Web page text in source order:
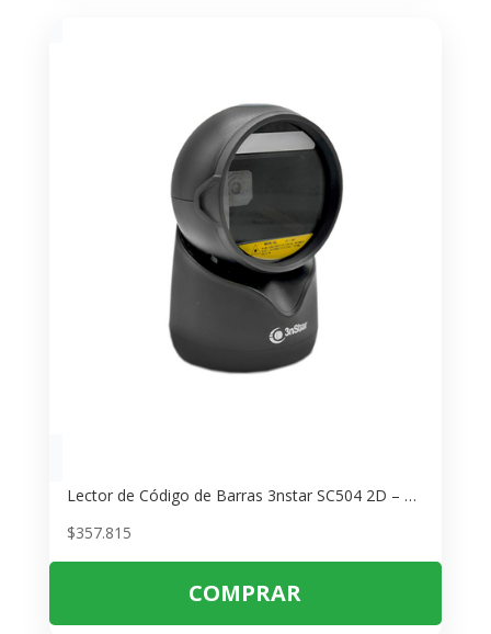
Lector de Código de Barras 3nstar SC504 2D – Escáner Omni-direccional para Tiendas
$357.815
COMPRAR